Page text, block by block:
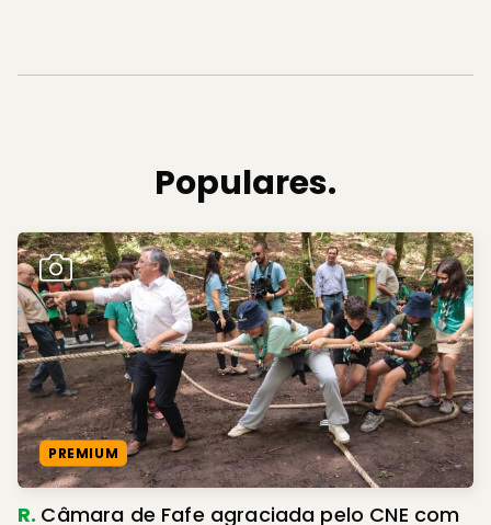
Populares.
PREMIUM
R. Câmara de Fafe agraciada pelo CNE com